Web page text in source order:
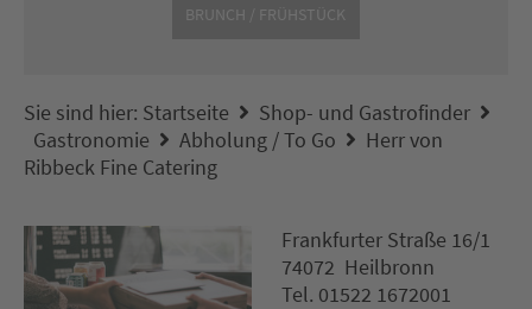
BRUNCH / FRÜHSTÜCK
Sie sind hier: Startseite
Shop- und Gastrofinder
Gastronomie
Abholung / To Go
Herr von
Ribbeck Fine Catering
Frankfurter Straße 16/1
74072 Heilbronn
Tel. 01522 1672001